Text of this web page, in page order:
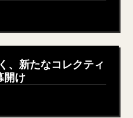
、新たなコレクティ
開け